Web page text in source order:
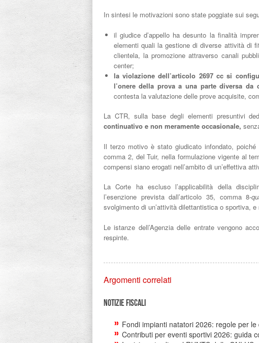
In sintesi le motivazioni sono state poggiate sui
il giudice d’appello ha desunto la finalità
elementi quali la gestione di diverse attività di
clientela, la promozione attraverso canali
center;
la violazione dell’articolo 2697 cc si
l’onere della prova a una parte diversa da
contesta la valutazione delle prove acquisite,
La CTR, sulla base degli elementi presuntivi
continuativo e non meramente occasionale,
Il terzo motivo è stato giudicato infondato, poiché
comma 2, del Tuir, nella formulazione vigente al
compensi siano erogati nell’ambito di un’effettiva
La Corte ha escluso l’applicabilità della
l’esenzione prevista dall’articolo 35, comma 8-
svolgimento di un’attività dilettantistica o sportiva,
Le istanze dell’Agenzia delle entrate vengono
respinte.
Argomenti correlati
Notizie Fiscali
Fondi impianti natatori 2026: regole per le
Contributi per eventi sportivi 2026: guida